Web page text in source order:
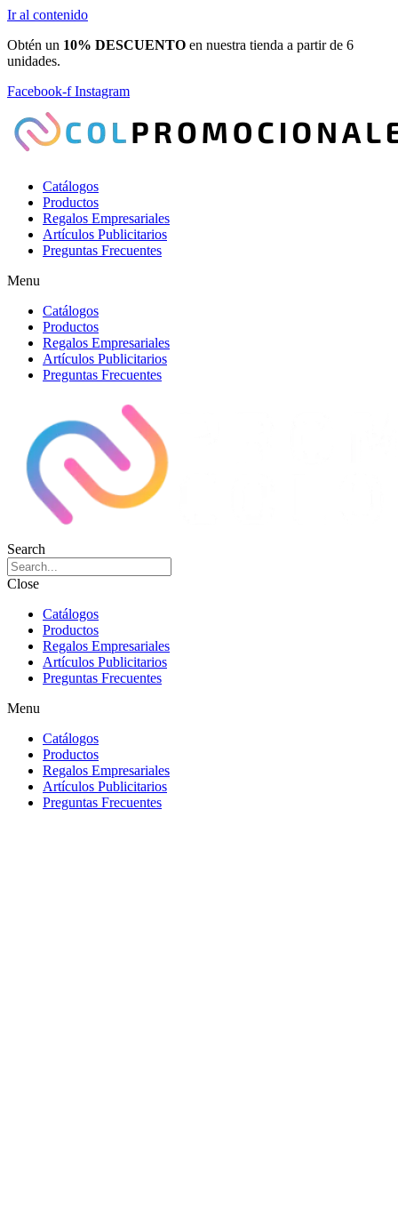
Ir al contenido
Obtén un 10% DESCUENTO en nuestra tienda a partir de 6
unidades.
Facebook-f Instagram
Catálogos
Productos
Regalos Empresariales
Artículos Publicitarios
Preguntas Frecuentes
Menu
Catálogos
Productos
Regalos Empresariales
Artículos Publicitarios
Preguntas Frecuentes
Search
Close
Catálogos
Productos
Regalos Empresariales
Artículos Publicitarios
Preguntas Frecuentes
Menu
Catálogos
Productos
Regalos Empresariales
Artículos Publicitarios
Preguntas Frecuentes